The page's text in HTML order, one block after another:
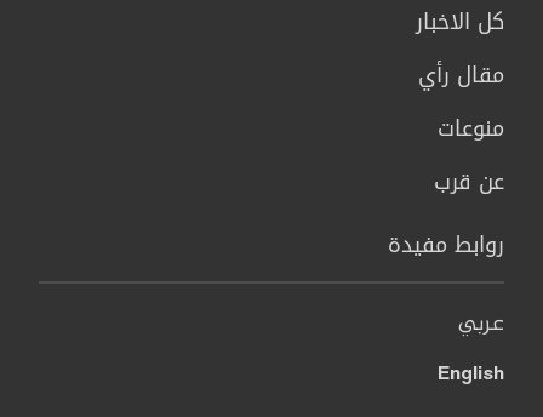
كل الاخبار
مقال رأي
منوعات
عن قرب
روابط مفيدة
عربي
English